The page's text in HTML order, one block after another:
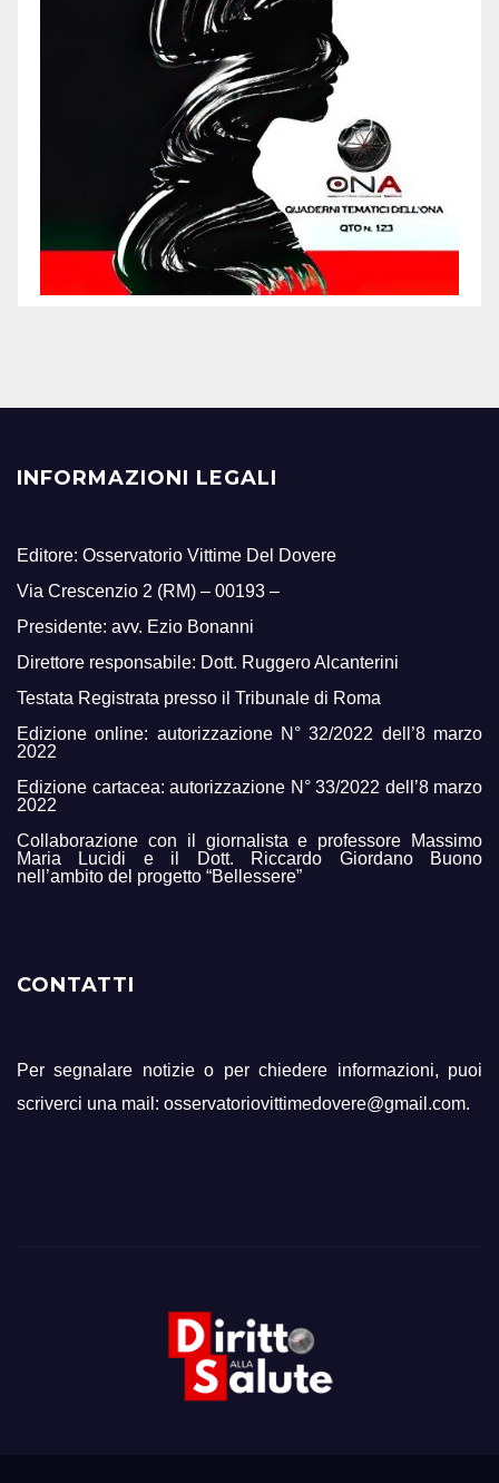
INFORMAZIONI LEGALI
Editore: Osservatorio Vittime Del Dovere
Via Crescenzio 2 (RM) – 00193 –
Presidente: avv. Ezio Bonanni
Direttore responsabile: Dott. Ruggero Alcanterini
Testata Registrata presso il Tribunale di Roma
Edizione online: autorizzazione N° 32/2022 dell’8 marzo
2022
Edizione cartacea: autorizzazione N° 33/2022 dell’8 marzo
2022
Collaborazione con il giornalista e professore Massimo
Maria Lucidi e il Dott. Riccardo Giordano Buono
nell’ambito del progetto “Bellessere”
CONTATTI
Per segnalare notizie o per chiedere informazioni, puoi
scriverci una mail: osservatoriovittimedovere@gmail.com.